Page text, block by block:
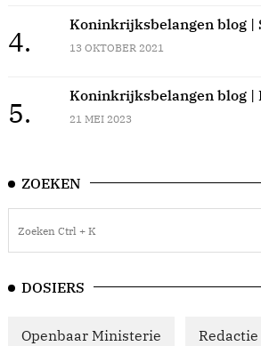
4.
Koninkrijksbelangen blog |
13 OKTOBER 2021
5.
Koninkrijksbelangen blog |
21 MEI 2023
ZOEKEN
DOSIERS
Openbaar Ministerie